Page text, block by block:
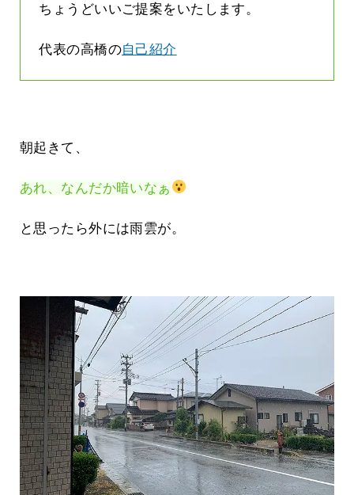
ちょうどいいご提案をいたします。
代表の高橋の自己紹介
朝起きて、
あれ、なんだか暗いなぁ
と思ったら外には雨雲が。